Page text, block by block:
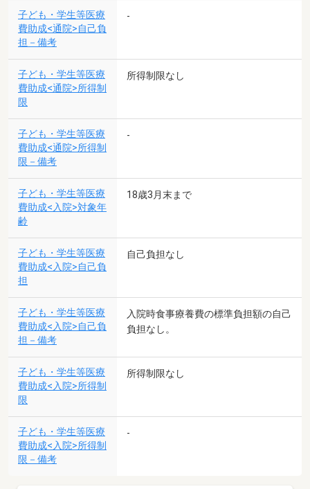
子ども・学生等医療
費助成<通院>自己負
担－備考
-
子ども・学生等医療
費助成<通院>所得制
限
所得制限なし
子ども・学生等医療
費助成<通院>所得制
限－備考
-
子ども・学生等医療
費助成<入院>対象年
齢
18歳3月末まで
子ども・学生等医療
費助成<入院>自己負
担
自己負担なし
子ども・学生等医療
費助成<入院>自己負
担－備考
入院時食事療養費の標準負担額の自己
負担なし。
子ども・学生等医療
費助成<入院>所得制
限
所得制限なし
子ども・学生等医療
費助成<入院>所得制
限－備考
-